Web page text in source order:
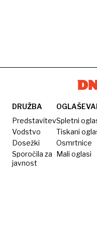
DRUŽBA
Predstavitev
Vodstvo
Dosežki
Sporočila za
javnost
Spletni
Tiskani
Osmrtnice
Mali oglasi